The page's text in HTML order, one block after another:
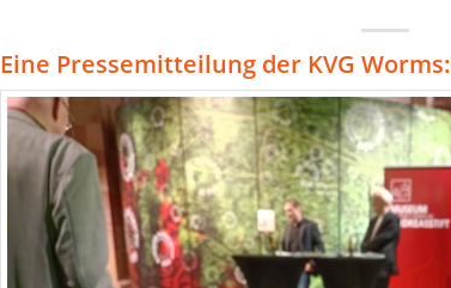
Eine Pressemitteilung der KVG Worms: